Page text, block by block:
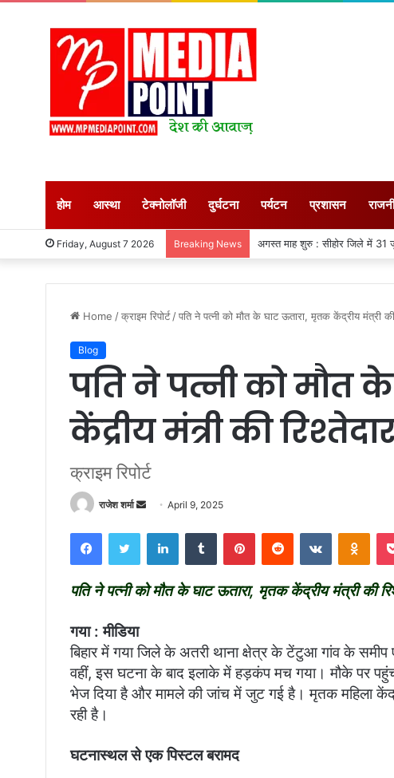
होम आस्था टेक्नोलॉजी दुर्घटना पर्यटन प्रशासन
Friday, August 7 2026 Breaking News अगस्त माह शुरु : सीहोर जिले में 31
Home /क्राइम रिपोर्ट /पति ने पत्नी को मौत के घाट ऊतारा, मृतक केंद्रीय मंत्री की
Blog
पति ने पत्नी को मौत
केंद्रीय मंत्री की
क्राइम रिपोर्ट
राजेश शर्मा
d
a
a
l
April 9, 2025
पति ने पत्नी को मौत के घाट ऊतारा, मृतक केंद्रीय मंत्री की
गया : मीडिया
बिहार में गया जिले के अतरी थाना क्षेत्र के टेंटुआ गांव के समीप
वहीं, इस घटना के बाद इलाके में हड़कंप मच गया। मौके पर
भेज दिया है और मामले की जांच में जुट गई है। मृतक महिला
रही है।
घटनास्थल से एक पिस्टल बरामद